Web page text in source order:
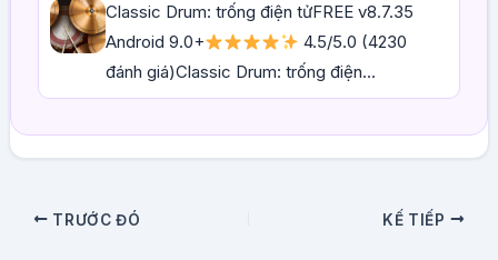
Classic Drum: trống điện tửFREE v8.7.35
Android 9.0+
4.5/5.0 (4230
đánh giá)Classic Drum: trống điện...
TRƯỚC ĐÓ KẾ TIẾP